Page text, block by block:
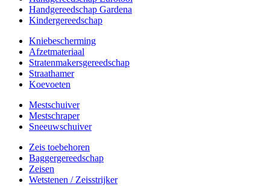
Handgereedschap Gardena
Kindergereedschap
Kniebescherming
Afzetmateriaal
Stratenmakersgereedschap
Straathamer
Koevoeten
Mestschuiver
Mestschraper
Sneeuwschuiver
Zeis toebehoren
Baggergereedschap
Zeisen
Wetstenen / Zeisstrijker